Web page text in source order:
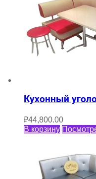
Кухонный
₽44,800.00
В корзину